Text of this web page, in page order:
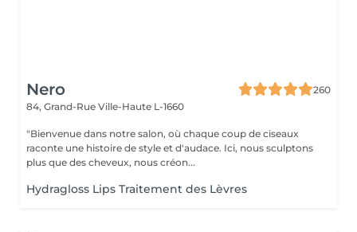
Nero
260
84, Grand-Rue Ville-Haute L-1660
"Bienvenue dans notre salon, où chaque coup de ciseaux
raconte une histoire de style et d'audace. Ici, nous sculptons
plus que des cheveux, nous créon...
Hydragloss Lips Traitement des Lèvres